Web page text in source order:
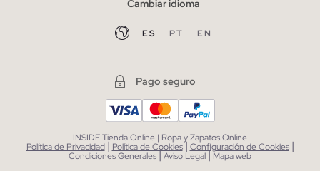
Cambiar idioma
ES PT EN
Pago seguro
INSIDE Tienda Online | Ropa y Zapatos Online
Política de Privacidad | Política de Cookies| Configuración de Cookies |
Condiciones Generales|Aviso Legal| Mapa web